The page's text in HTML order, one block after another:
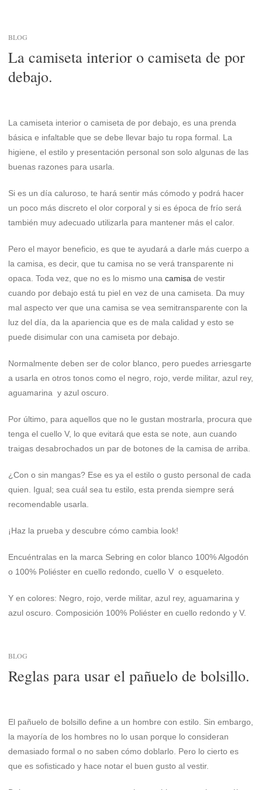
BLOG
La camiseta interior o camiseta de por
debajo.
La camiseta interior o camiseta de por debajo, es una prenda
básica e infaltable que se debe llevar bajo tu ropa formal. La
higiene, el estilo y presentación personal son solo algunas de las
buenas razones para usarla.
Si es un día caluroso, te hará sentir más cómodo y podrá hacer
un poco más discreto el olor corporal y si es época de frío será
también muy adecuado utilizarla para mantener más el calor.
Pero el mayor beneficio, es que te ayudará a darle más cuerpo a
la camisa, es decir, que tu camisa no se verá transparente ni
opaca. Toda vez, que no es lo mismo una camisa de vestir
cuando por debajo está tu piel en vez de una camiseta. Da muy
mal aspecto ver que una camisa se vea semitransparente con la
luz del día, da la apariencia que es de mala calidad y esto se
puede disimular con una camiseta por debajo.
Normalmente deben ser de color blanco, pero puedes arriesgarte
a usarla en otros tonos como el negro, rojo, verde militar, azul rey,
aguamarina y azul oscuro.
Por último, para aquellos que no le gustan mostrarla, procura que
tenga el cuello V, lo que evitará que esta se note, aun cuando
traigas desabrochados un par de botones de la camisa de arriba.
¿Con o sin mangas? Ese es ya el estilo o gusto personal de cada
quien. Igual; sea cuál sea tu estilo, esta prenda siempre será
recomendable usarla.
¡Haz la prueba y descubre cómo cambia look!
Encuéntralas en la marca Sebring en color blanco 100% Algodón
o 100% Poliéster en cuello redondo, cuello V o esqueleto.
Y en colores: Negro, rojo, verde militar, azul rey, aguamarina y
azul oscuro. Composición 100% Poliéster en cuello redondo y V.
BLOG
Reglas para usar el pañuelo de bolsillo.
El pañuelo de bolsillo define a un hombre con estilo. Sin embargo,
la mayoría de los hombres no lo usan porque lo consideran
demasiado formal o no saben cómo doblarlo. Pero lo cierto es
que es sofisticado y hace notar el buen gusto al vestir.